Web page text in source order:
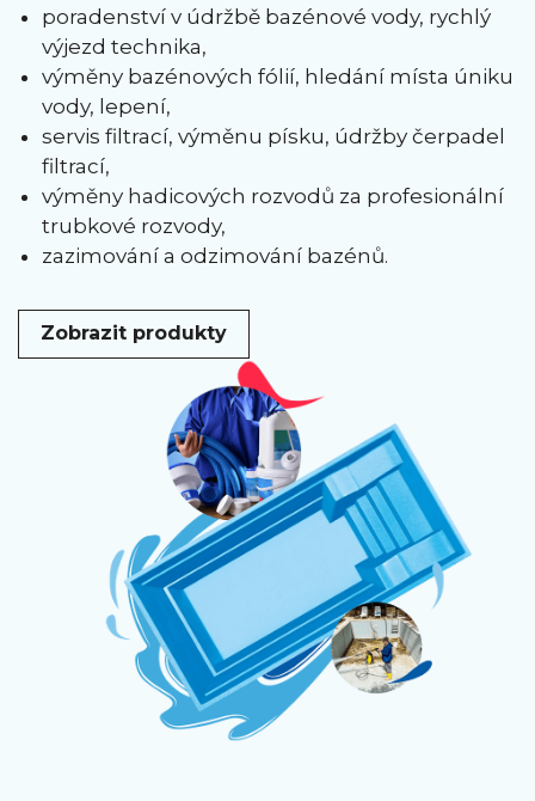
poradenství v údržbě bazénové vody, rychlý
výjezd technika,
výměny bazénových fólií, hledání místa úniku
vody, lepení,
servis filtrací, výměnu písku, údržby čerpadel
filtrací,
výměny hadicových rozvodů za profesionální
trubkové rozvody,
zazimování a odzimování bazénů.
Zobrazit produkty